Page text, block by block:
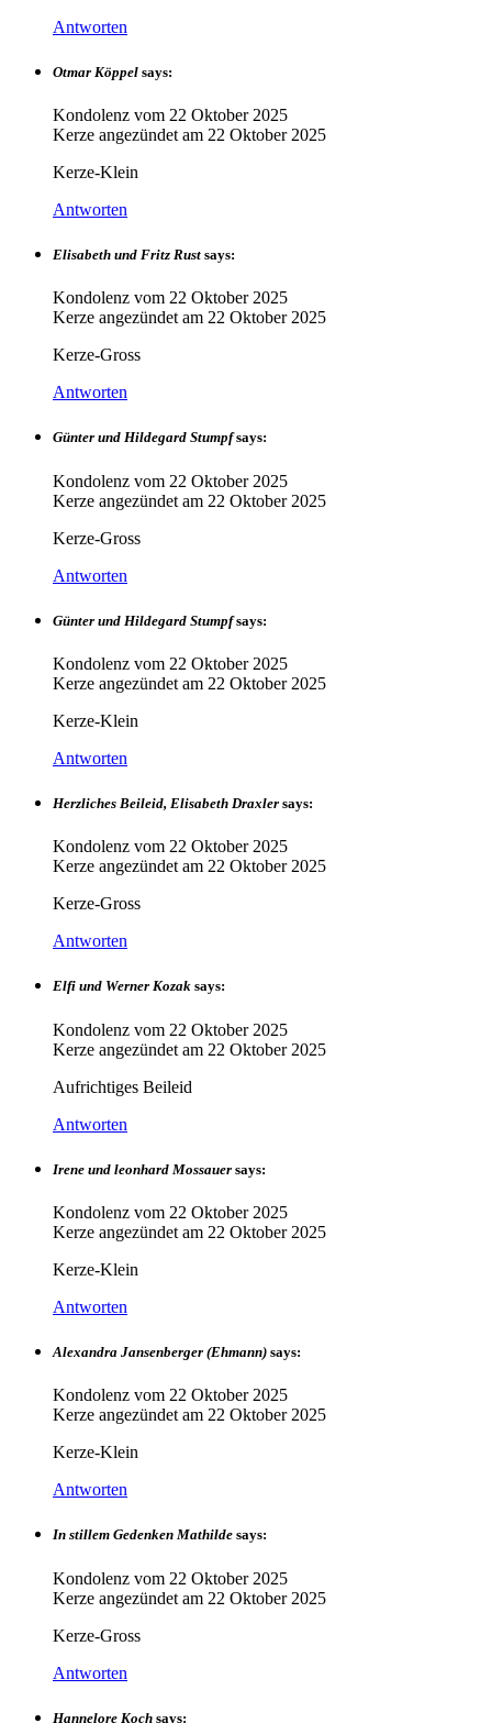
Antworten
Otmar Köppel says:
Kondolenz vom 22 Oktober 2025
Kerze angezündet am 22 Oktober 2025
Kerze-Klein
Antworten
Elisabeth und Fritz Rust says:
Kondolenz vom 22 Oktober 2025
Kerze angezündet am 22 Oktober 2025
Kerze-Gross
Antworten
Günter und Hildegard Stumpf says:
Kondolenz vom 22 Oktober 2025
Kerze angezündet am 22 Oktober 2025
Kerze-Gross
Antworten
Günter und Hildegard Stumpf says:
Kondolenz vom 22 Oktober 2025
Kerze angezündet am 22 Oktober 2025
Kerze-Klein
Antworten
Herzliches Beileid, Elisabeth Draxler says:
Kondolenz vom 22 Oktober 2025
Kerze angezündet am 22 Oktober 2025
Kerze-Gross
Antworten
Elfi und Werner Kozak says:
Kondolenz vom 22 Oktober 2025
Kerze angezündet am 22 Oktober 2025
Aufrichtiges Beileid
Antworten
Irene und leonhard Mossauer says:
Kondolenz vom 22 Oktober 2025
Kerze angezündet am 22 Oktober 2025
Kerze-Klein
Antworten
Alexandra Jansenberger (Ehmann) says:
Kondolenz vom 22 Oktober 2025
Kerze angezündet am 22 Oktober 2025
Kerze-Klein
Antworten
In stillem Gedenken Mathilde says:
Kondolenz vom 22 Oktober 2025
Kerze angezündet am 22 Oktober 2025
Kerze-Gross
Antworten
Hannelore Koch says: